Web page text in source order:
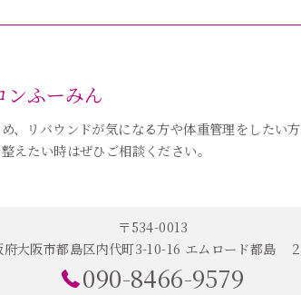
ンふーみん
、リバウンドが気になる方や体重管理をしたい
えたい時はぜひご相談ください。
〒534-0013
府大阪市都島区内代町3-10-16 エムロード都島
090-8466-9579